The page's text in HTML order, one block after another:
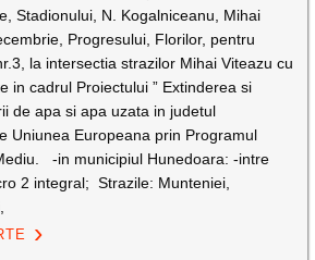
Stadionului, N. Kogalniceanu, Mihai
Progresului, Florilor, pentru
la intersectia strazilor Mihai Viteazu cu
in cadrul Proiectului ” Extinderea si
de apa si apa uzata in judetul
Uniunea Europeana prin Programul
-in municipiul Hunedoara: -intre
2 integral; Strazile: Munteniei,